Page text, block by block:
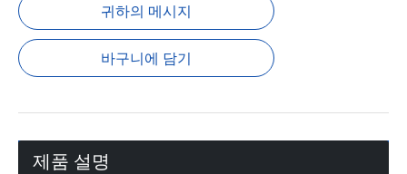
귀하의 메시지
바구니에 담기
제품 설명